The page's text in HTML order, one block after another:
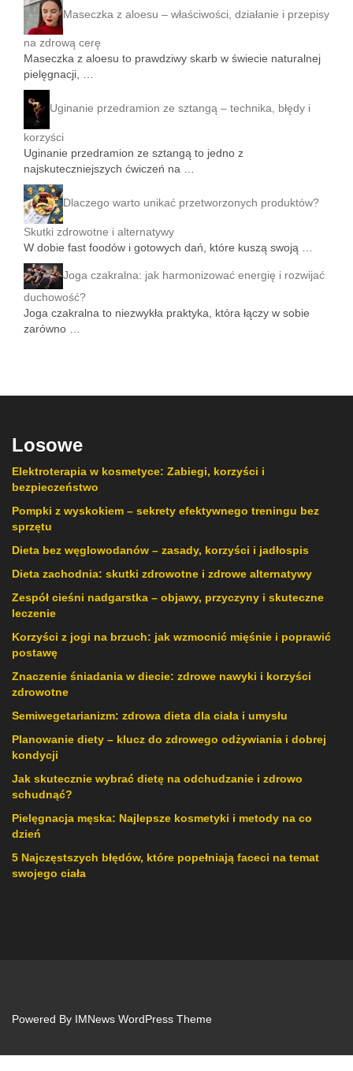
Maseczka z aloesu – właściwości, działanie i przepisy
na zdrową cerę
Maseczka z aloesu to prawdziwy skarb w świecie naturalnej
pielęgnacji, …
Uginanie przedramion ze sztangą – technika, błędy i
korzyści
Uginanie przedramion ze sztangą to jedno z
najskuteczniejszych ćwiczeń na …
Dlaczego warto unikać przetworzonych produktów?
Skutki zdrowotne i alternatywy
W dobie fast foodów i gotowych dań, które kuszą swoją …
Joga czakralna: jak harmonizować energię i rozwijać
duchowość?
Joga czakralna to niezwykła praktyka, która łączy w sobie
zarówno …
Losowe
Elektroterapia w kosmetyce: Zabiegi, korzyści i
bezpieczeństwo
Pompki z wyskokiem – sekrety efektywnego treningu bez
sprzętu
Dieta bez węglowodanów – zasady, korzyści i jadłospis
Dieta zachodnia: skutki zdrowotne i zdrowe alternatywy
Zespół cieśni nadgarstka – objawy, przyczyny i skuteczne
leczenie
Korzyści z jogi na brzuch: jak wzmocnić mięśnie i poprawić
postawę
Znaczenie śniadania w diecie: zdrowe nawyki i korzyści
zdrowotne
Semiwegetarianizm: zdrowa dieta dla ciała i umysłu
Planowanie diety – klucz do zdrowego odżywiania i dobrej
kondycji
Jak skutecznie wybrać dietę na odchudzanie i zdrowo
schudnąć?
Pielęgnacja męska: Najlepsze kosmetyki i metody na co
dzień
5 Najczęstszych błędów, które popełniają faceci na temat
swojego ciała
Powered By IMNews WordPress Theme